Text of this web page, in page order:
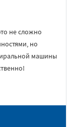
не сложно
но
машины